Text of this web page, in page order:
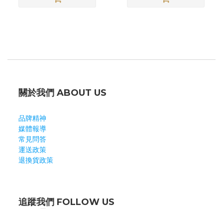
關於我們 ABOUT US
品牌精神
媒體報導
常見問答
運送政策
退換貨政策
追蹤我們 FOLLOW US